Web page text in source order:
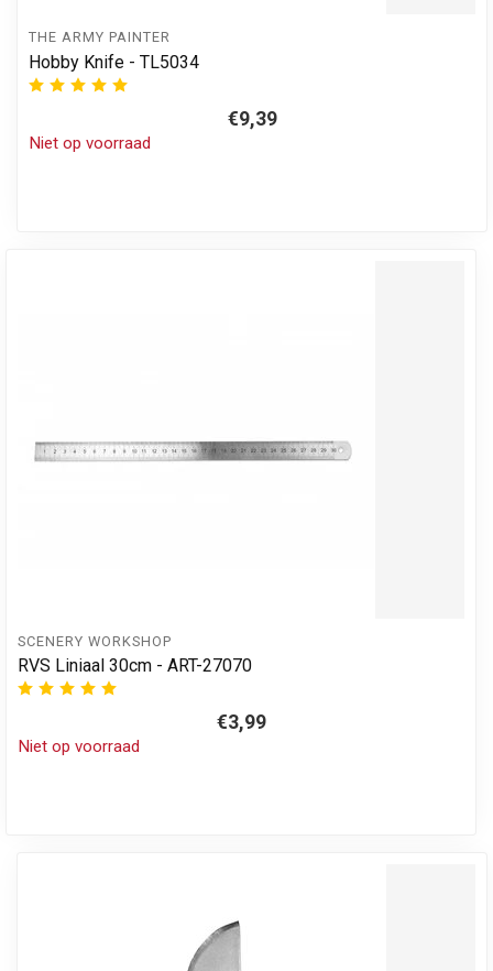
THE ARMY PAINTER
Hobby Knife - TL5034
€9,39
Niet op voorraad
SCENERY WORKSHOP
RVS Liniaal 30cm - ART-27070
€3,99
Niet op voorraad